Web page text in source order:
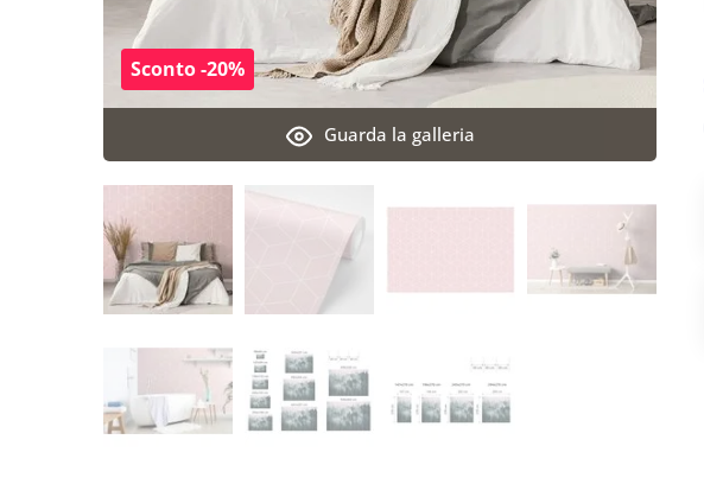
Guarda la galleria
Sconto -20%